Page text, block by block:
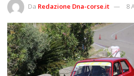
Da Redazione Dna-corse.it 8